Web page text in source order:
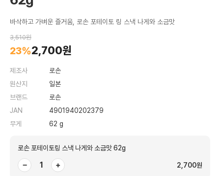
바삭하고 가벼운 즐거움, 로손 포테이토 링 스낵 나게와 소금맛
3,510원
23%2,700원
제조사
로손
원산지
일본
브랜드
로손
JAN
4901940202379
무게
62 g
로손 포테이토링 스낵 나게와 소금맛 62g
− + 2,700원